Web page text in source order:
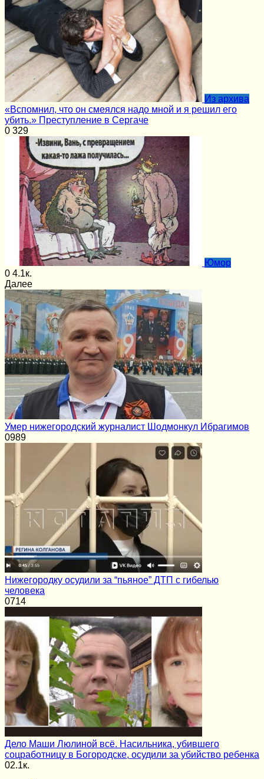
Из архива
«Вспомнил, что он смеялся надо мной и я решил его
убить.» Преступление в Сергаче
0 329
Юмор
0 4.1к.
Далее
Умер нижегородский журналист Шодмонкул Ибрагимов
0989
Нижегородку осудили за “пьяное” ДТП с гибелью
человека
0714
Дело Маши Люлиной всё. Насильника, убившего
соцработницу в Богородске, осудили за убийство ребенка
02.1к.